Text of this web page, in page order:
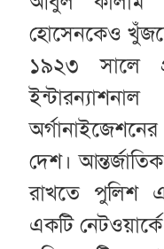
হোসেনকেও
১৯২৩ সালে
দেশ।
রাখতে পুলিশ
একটি